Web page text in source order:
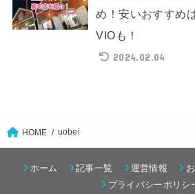
め！安いおすすめ
VIOも！
2024.02.04
HOME uobei
ホーム 記事一覧 運営情報
プライバシーポリシ